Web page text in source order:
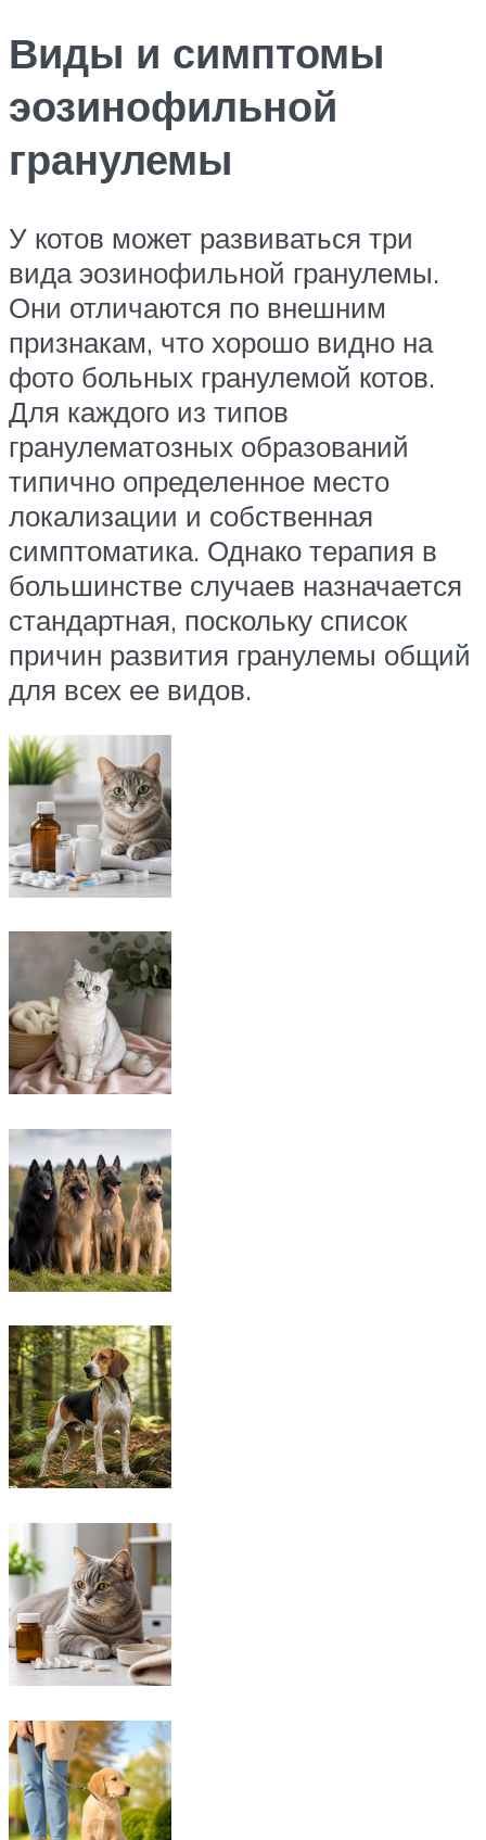
Виды и симптомы
эозинофильной
гранулемы
У котов может развиваться три
вида эозинофильной гранулемы.
Они отличаются по внешним
признакам, что хорошо видно на
фото больных гранулемой котов.
Для каждого из типов
гранулематозных образований
типично определенное место
локализации и собственная
симптоматика. Однако терапия в
большинстве случаев назначается
стандартная, поскольку список
причин развития гранулемы общий
для всех ее видов.